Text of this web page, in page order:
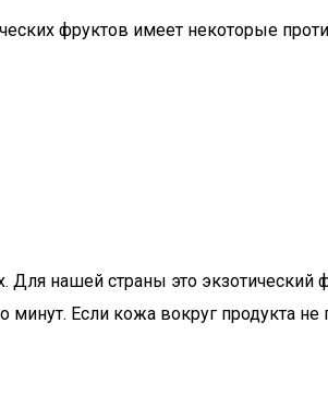
фруктов имеет некоторые
нашей страны это экзотический
Если кожа вокруг продукта